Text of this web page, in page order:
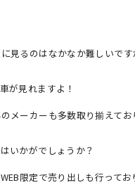
見るのはなかなか難しいで
が見れますよ！
メーカーも多数取り揃えて
いかがでしょうか？
限定で売り出しも行って